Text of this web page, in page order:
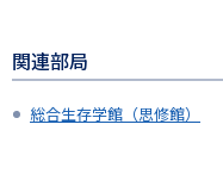
関連部局
総合生存学館（思修館）